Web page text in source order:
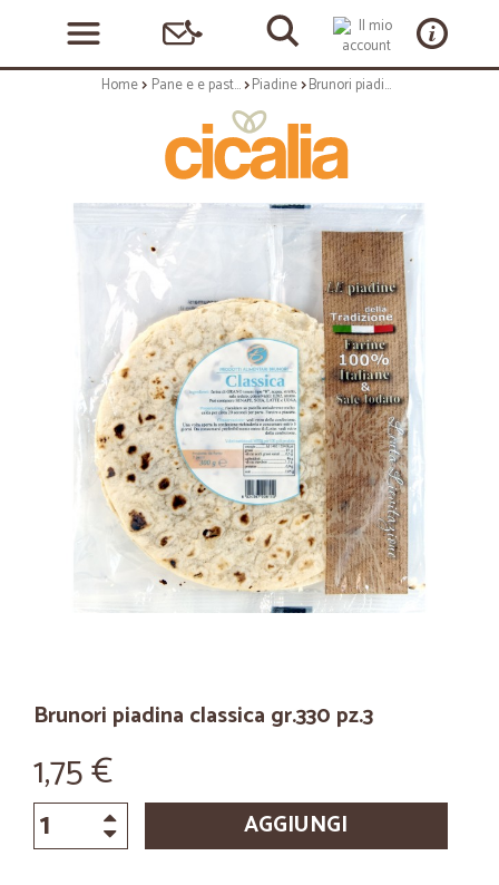
Home Pane e e pasticceria Piadine Brunori piadina classica gr.330 pz.3
Brunori piadina classica gr.330 pz.3
1,75 €
AGGIUNGI